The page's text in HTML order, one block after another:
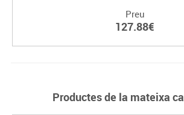
Preu
127.88€
Productes de la mateixa